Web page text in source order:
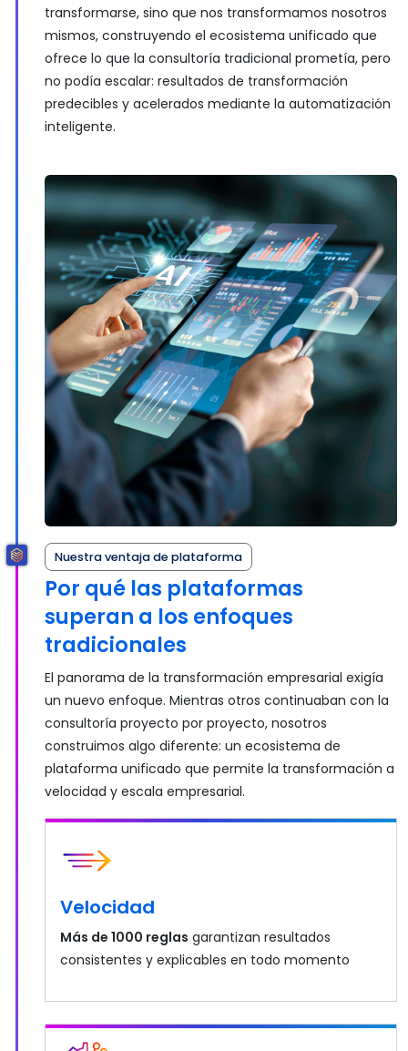
transformarse, sino que nos transformamos nosotros
mismos, construyendo el ecosistema unificado que
ofrece lo que la consultoría tradicional prometía, pero
no podía escalar: resultados de transformación
predecibles y acelerados mediante la automatización
inteligente.
Nuestra ventaja de plataforma
Por qué las plataformas
superan a los enfoques
tradicionales
El panorama de la transformación empresarial exigía
un nuevo enfoque. Mientras otros continuaban con la
consultoría proyecto por proyecto, nosotros
construimos algo diferente: un ecosistema de
plataforma unificado que permite la transformación a
velocidad y escala empresarial.
Velocidad
Más de 1000 reglas garantizan resultados
consistentes y explicables en todo momento